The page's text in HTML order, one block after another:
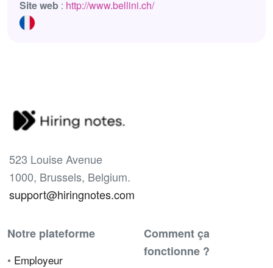
Site web : http://www.bellini.ch/
523 Louise Avenue
1000, Brussels, Belgium.
support@hiringnotes.com
Notre plateforme
• Employeur
Comment ça
fonctionne ?